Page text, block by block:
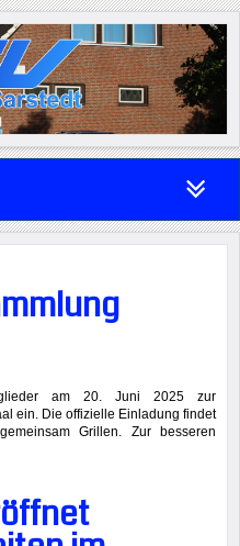
am 20. Juni 2025 zur
ein. Die offizielle Einladung findet
Grillen. Zur besseren